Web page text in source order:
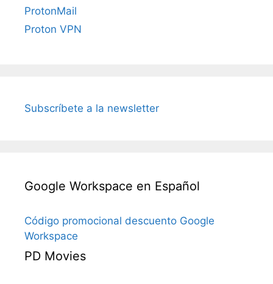
ProtonMail
Proton VPN
Subscríbete a la newsletter
Google Workspace en Español
Código promocional descuento Google
Workspace
PD Movies